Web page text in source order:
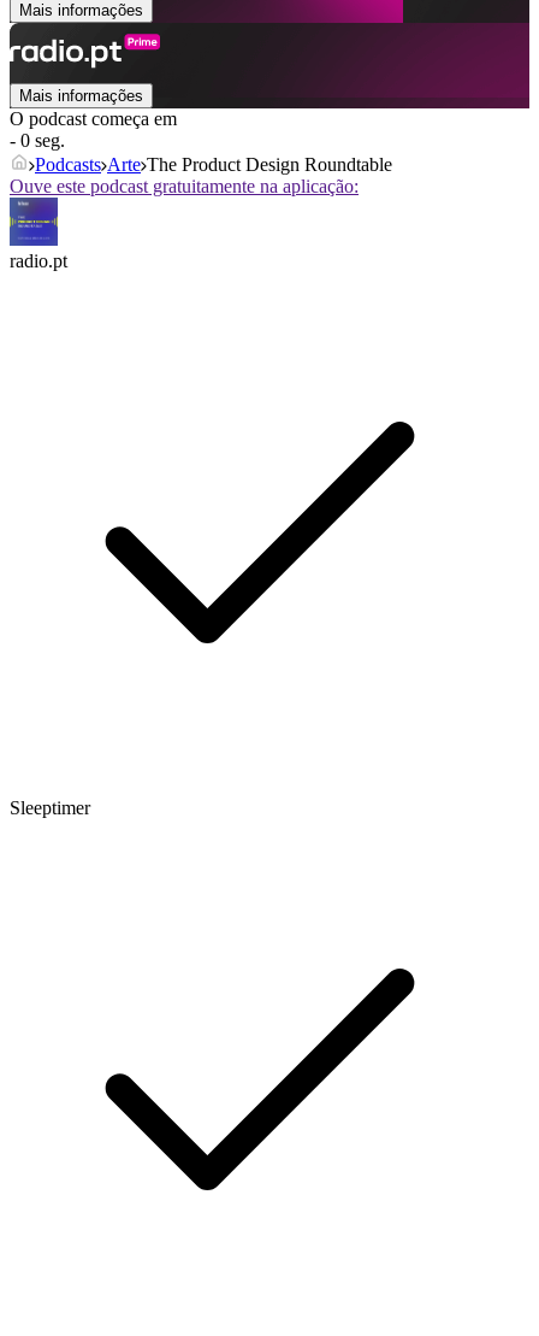
Mais informações
Mais informações
O podcast começa em
- 0 seg.
Podcasts Arte The Product Design Roundtable
Ouve este podcast gratuitamente na aplicação:
radio.pt
Sleeptimer